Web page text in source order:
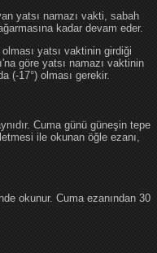
yatsı namazı vakti, sabah
kadar devam eder.
yatsı vaktinin girdiği
göre yatsı namazı vaktinin
(-17°) olması gerekir.
Cuma günü güneşin tepe
ile okunan öğle ezanı,
okunur. Cuma ezanından 30